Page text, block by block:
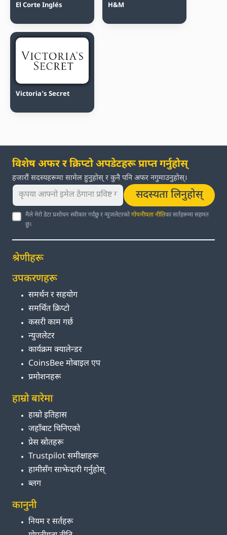
El Corte Inglés H&M
Victoria's Secret
विशेष अफर र क्रिप्टो अपडेटहरू प्राप्त गर्नुहोस्
हजारौं सदस्यहरूमा सामेल हुनुहोस् र कुनै पनि अफर नगुमाउनुहोस्।
सदस्यता लिनुहोस्
मैले मेरो डेटा प्रशोधन स्वीकार गर्दछु र न्यूजलेटरकोगोपनीयता नीतिका सर्तहरूमा सहमत
छु।
श्रेणीहरू
उपकरणहरू
समर्थन र सहयोग
समर्थित क्रिप्टो
कसरी काम गर्छ
न्युजलेटर
कार्यक्रम क्यालेन्डर
CoinsBee मोबाइल एप
प्रमोशनहरू
हाम्रो बारेमा
हाम्रो इतिहास
जहाँबाट चिनिएको
प्रेस स्रोतहरू
Trustpilot समीक्षाहरू
हामीसँग साझेदारी गर्नुहोस्
ब्लग
कानुनी
नियम र सर्तहरू